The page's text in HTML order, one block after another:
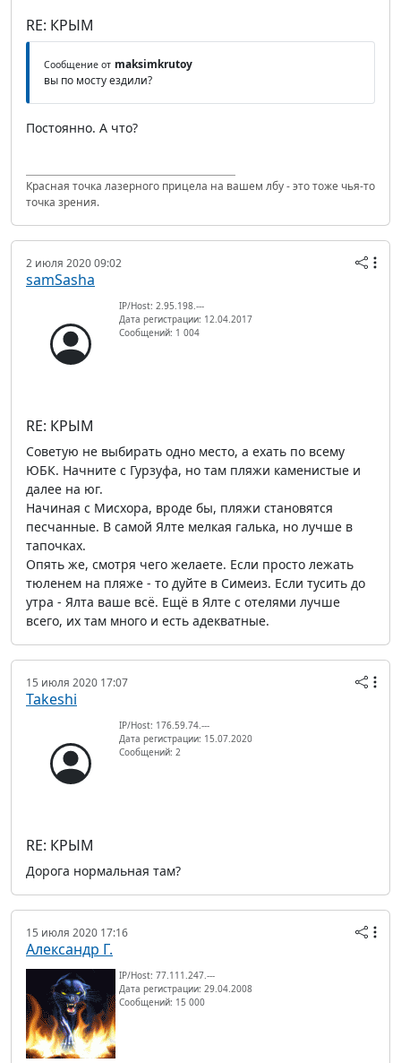
RE: КРЫМ
Сообщение от maksimkrutoy
вы по мосту ездили?
Постоянно. А что?
Красная точка лазерного прицела на вашем лбу - это тоже чья-то
точка зрения.
2 июля 2020 09:02
samSasha
IP/Host: 2.95.198.---
Дата регистрации: 12.04.2017
Сообщений: 1 004
RE: КРЫМ
Советую не выбирать одно место, а ехать по всему
ЮБК. Начните с Гурзуфа, но там пляжи каменистые и
далее на юг.
Начиная с Мисхора, вроде бы, пляжи становятся
песчанные. В самой Ялте мелкая галька, но лучше в
тапочках.
Опять же, смотря чего желаете. Если просто лежать
тюленем на пляже - то дуйте в Симеиз. Если тусить до
утра - Ялта ваше всё. Ещё в Ялте с отелями лучше
всего, их там много и есть адекватные.
15 июля 2020 17:07
Takeshi
IP/Host: 176.59.74.---
Дата регистрации: 15.07.2020
Сообщений: 2
RE: КРЫМ
Дорога нормальная там?
15 июля 2020 17:16
Александр Г.
IP/Host: 77.111.247.---
Дата регистрации: 29.04.2008
Сообщений: 15 000